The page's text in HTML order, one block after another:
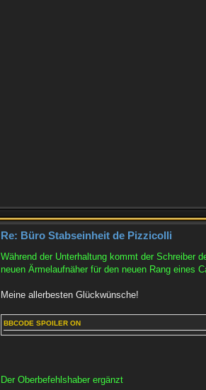
Re: Büro Stabseinheit de Pizzicolli
Während der Unterhaltung kommt der Schreiber
neuen Ärmelaufnäher für den neuen Rang eines
Meine allerbesten Glückwünsche!
BBCODE SPOILER ON
Der Oberbefehlshaber ergänzt